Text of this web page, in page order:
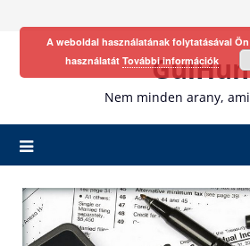
GulHun
Nem minden arany,
A weboldal használatának folytatásával
használatát További információk